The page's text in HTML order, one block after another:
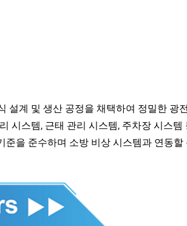
설계 및 생산 공정을 채택하여 정밀한 광
시스템, 근태 관리 시스템, 주차장 시스
을 준수하며 소방 비상 시스템과 연동할